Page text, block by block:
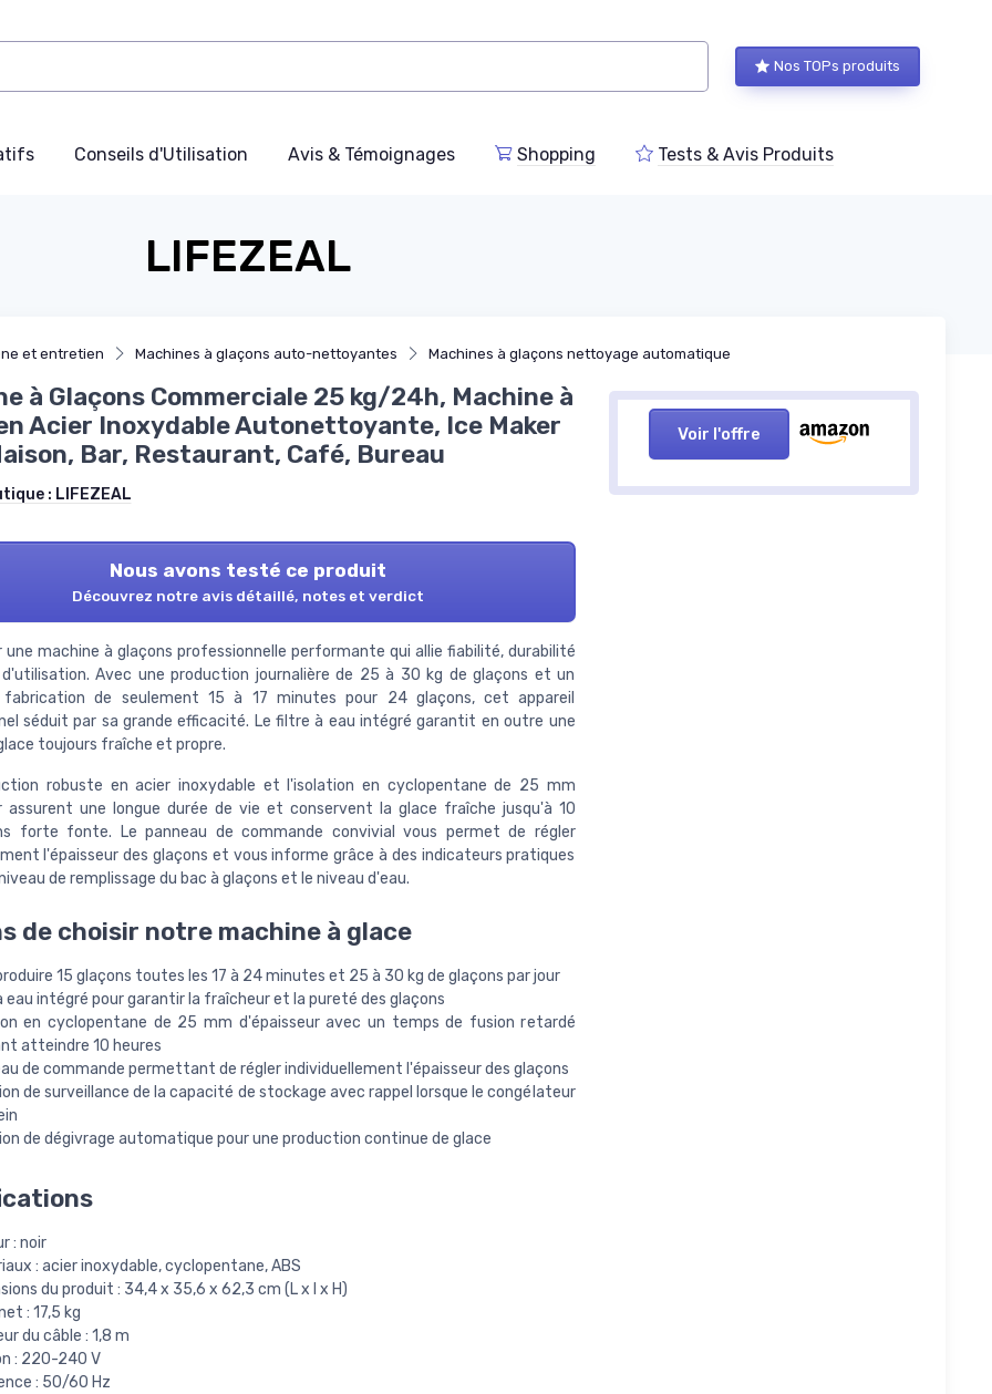
Nos TOPs produits
Conseils d'Utilisation Avis & Témoignages Shopping Tests & Avis Produits
LIFEZEAL
et entretien Machines à glaçons auto-nettoyantes Machines à glaçons nettoyage automatique
Voir l'offre
à Glaçons Commerciale 25 kg/24h, Machine à
Acier Inoxydable Autonettoyante, Ice Maker
Bar, Restaurant, Café, Bureau
: LIFEZEAL
Nous avons testé ce produit
Découvrez notre avis détaillé, notes et verdict
une machine à glaçons professionnelle performante qui allie fiabilité, durabilité
Avec une production journalière de 25 à 30 kg de glaçons et un
de seulement 15 à 17 minutes pour 24 glaçons, cet appareil
séduit par sa grande efficacité. Le filtre à eau intégré garantit en outre une
toujours fraîche et propre.
robuste en acier inoxydable et l'isolation en cyclopentane de 25 mm
assurent une longue durée de vie et conservent la glace fraîche jusqu'à 10
forte fonte. Le panneau de commande convivial vous permet de régler
l'épaisseur des glaçons et vous informe grâce à des indicateurs pratiques
de remplissage du bac à glaçons et le niveau d'eau.
de choisir notre machine à glace
15 glaçons toutes les 17 à 24 minutes et 25 à 30 kg de glaçons par jour
eau intégré pour garantir la fraîcheur et la pureté des glaçons
en cyclopentane de 25 mm d'épaisseur avec un temps de fusion retardé
atteindre 10 heures
de commande permettant de régler individuellement l'épaisseur des glaçons
de surveillance de la capacité de stockage avec rappel lorsque le congélateur
de dégivrage automatique pour une production continue de glace
: noir
: acier inoxydable, cyclopentane, ABS
du produit : 34,4 x 35,6 x 62,3 cm (L x l x H)
: 17,5 kg
du câble : 1,8 m
: 220-240 V
: 50/60 Hz